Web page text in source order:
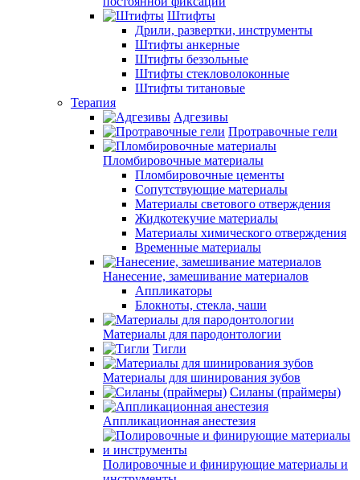
Штифты
Дрили, развертки, инструменты
Штифты анкерные
Штифты беззольные
Штифты стекловолоконные
Штифты титановые
Терапия
Адгезивы
Протравочные гели
Пломбировочные материалы
Пломбировочные цементы
Сопутствующие материалы
Материалы светового отверждения
Жидкотекучие материалы
Материалы химического отверждения
Временные материалы
Нанесение, замешивание материалов
Аппликаторы
Блокноты, стекла, чаши
Материалы для пародонтологии
Тигли
Материалы для шинирования зубов
Силаны (праймеры)
Аппликационная анестезия
Полировочные и финирующие материалы и